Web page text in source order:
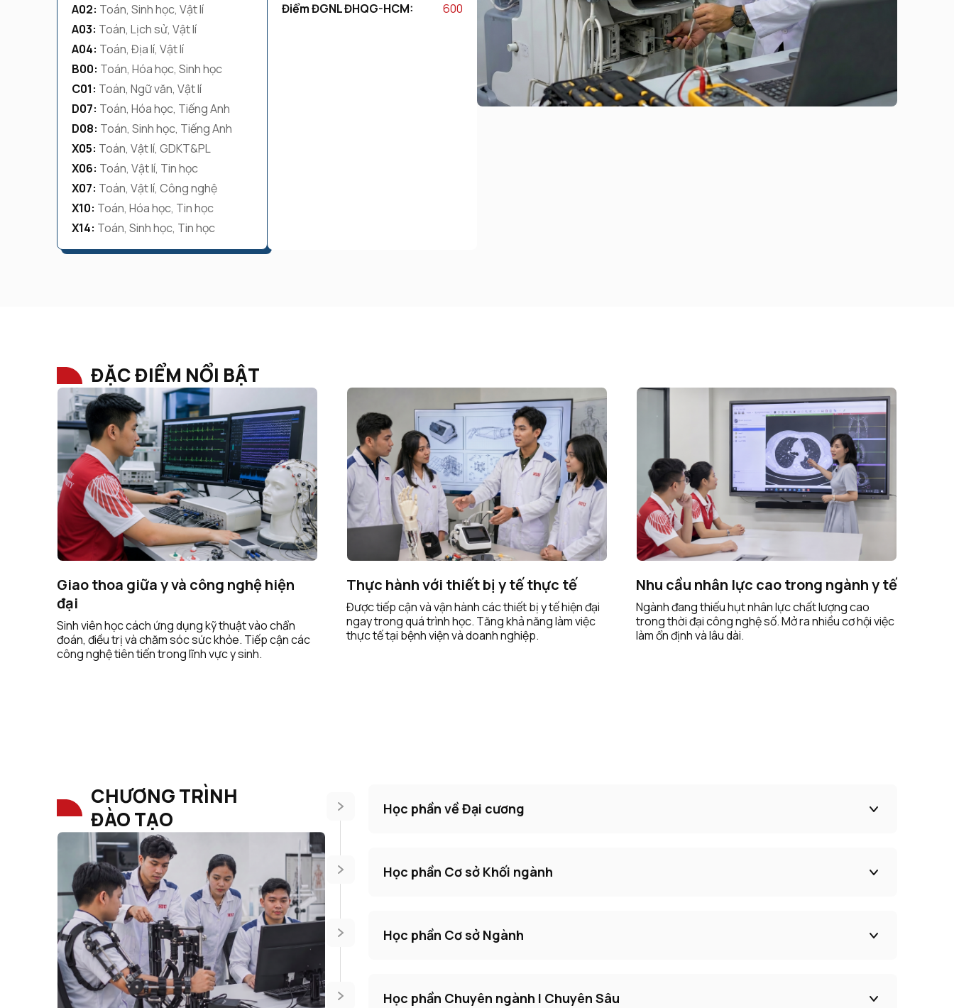
A02: Toán, Sinh học, Vật lí
A03: Toán, Lịch sử, Vật lí
A04: Toán, Địa lí, Vật lí
B00: Toán, Hóa học, Sinh học
C01: Toán, Ngữ văn, Vật lí
D07: Toán, Hóa học, Tiếng Anh
D08: Toán, Sinh học, Tiếng Anh
X05: Toán, Vật lí, GDKT&PL
X06: Toán, Vật lí, Tin học
X07: Toán, Vật lí, Công nghệ
X10: Toán, Hóa học, Tin học
X14: Toán, Sinh học, Tin học
Điểm ĐGNL ĐHQG-HCM:
600
ĐẶC ĐIỂM NỔI BẬT
Giao thoa giữa y và công nghệ hiện
đại
Sinh viên học cách ứng dụng kỹ thuật vào chẩn
đoán, điều trị và chăm sóc sức khỏe. Tiếp cận các
công nghệ tiên tiến trong lĩnh vực y sinh.
Thực hành với thiết bị y tế thực tế
Được tiếp cận và vận hành các thiết bị y tế hiện đại
ngay trong quá trình học. Tăng khả năng làm việc
thực tế tại bệnh viện và doanh nghiệp.
Nhu cầu nhân lực cao trong ngành y tế
Ngành đang thiếu hụt nhân lực chất lượng cao
trong thời đại công nghệ số. Mở ra nhiều cơ hội việc
làm ổn định và lâu dài.
CHƯƠNG TRÌNH
ĐÀO TẠO
Học phần về Đại cương
Học phần Cơ sở Khối ngành
Học phần Cơ sở Ngành
Học phần Chuyên ngành I Chuyên Sâu